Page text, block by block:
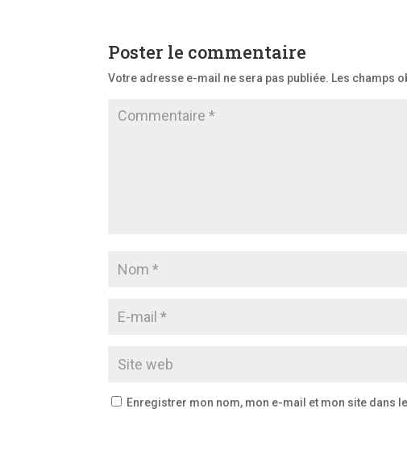
Poster le commentaire
Votre adresse e-mail ne sera pas publiée. Les champs
Enregistrer mon nom, mon e-mail et mon site dans